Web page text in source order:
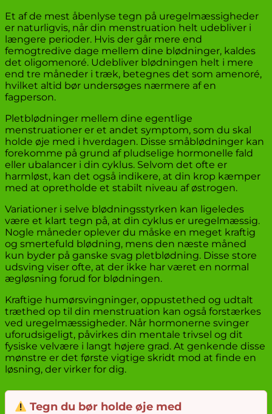
Et af de mest åbenlyse tegn på uregelmæssigheder
er naturligvis, når din menstruation helt udebliver i
længere perioder. Hvis der går mere end
femogtredive dage mellem dine blødninger, kaldes
det oligomenoré. Udebliver blødningen helt i mere
end tre måneder i træk, betegnes det som amenoré,
hvilket altid bør undersøges nærmere af en
fagperson.
Pletblødninger mellem dine egentlige
menstruationer er et andet symptom, som du skal
holde øje med i hverdagen. Disse småblødninger kan
forekomme på grund af pludselige hormonelle fald
eller ubalancer i din cyklus. Selvom det ofte er
harmløst, kan det også indikere, at din krop kæmper
med at opretholde et stabilt niveau af østrogen.
Variationer i selve blødningsstyrken kan ligeledes
være et klart tegn på, at din cyklus er uregelmæssig.
Nogle måneder oplever du måske en meget kraftig
og smertefuld blødning, mens den næste måned
kun byder på ganske svag pletblødning. Disse store
udsving viser ofte, at der ikke har været en normal
ægløsning forud for blødningen.
Kraftige humørsvingninger, oppustethed og udtalt
træthed op til din menstruation kan også forstærkes
ved uregelmæssigheder. Når hormonerne svinger
uforudsigeligt, påvirkes din mentale trivsel og dit
fysiske velvære i langt højere grad. At genkende disse
mønstre er det første vigtige skridt mod at finde en
løsning, der virker for dig.
Tegn du bør holde øje med